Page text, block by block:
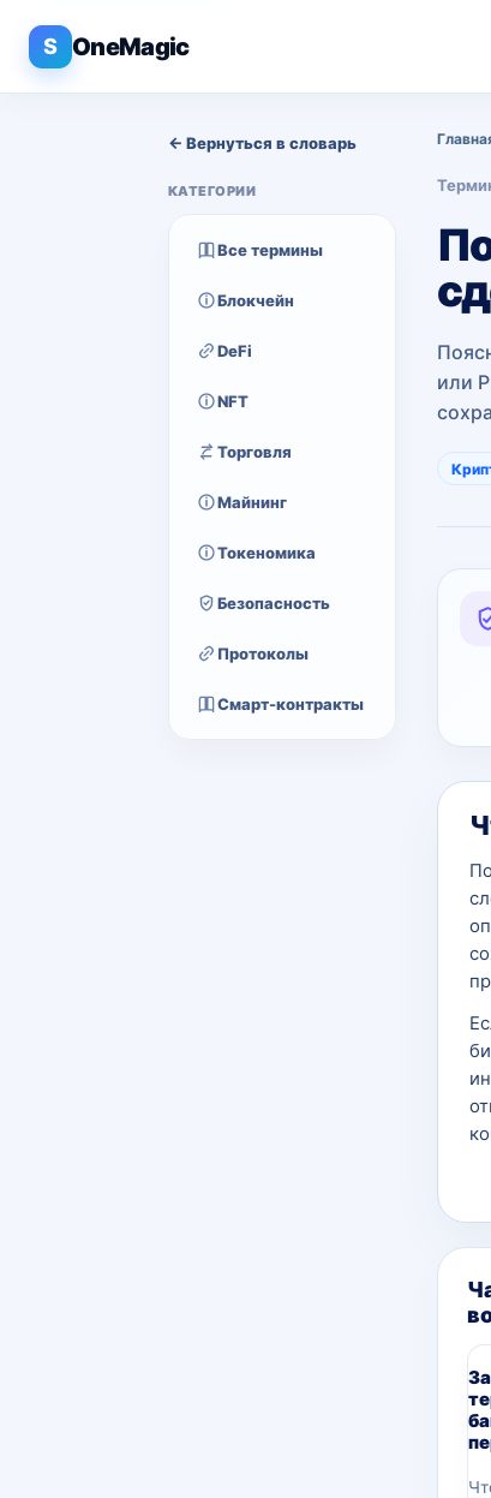
S OneMagic
← Вернуться в словарь
КАТЕГОРИИ
Все термины
Блокчейн
DeFi
NFT
Торговля
Майнинг
Токеномика
Безопасность
Протоколы
Смарт-контракты
или